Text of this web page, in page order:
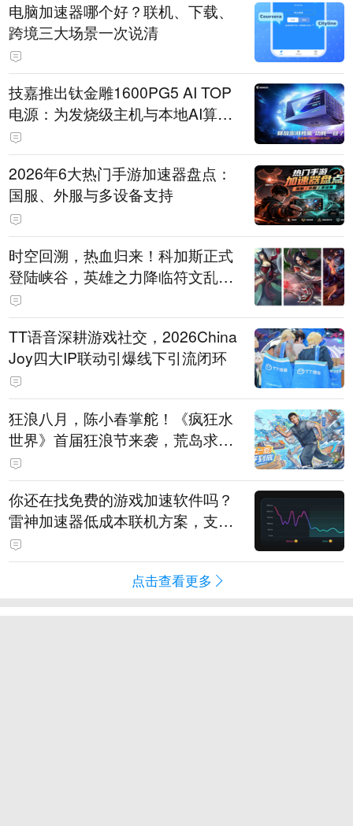
电脑加速器哪个好？联机、下载、
跨境三大场景一次说清
技嘉推出钛金雕1600PG5 AI TOP
电源：为发烧级主机与本地AI算力
打造旗舰供电方案
2026年6大热门手游加速器盘点：
国服、外服与多设备支持
时空回溯，热血归来！科加斯正式
登陆峡谷，英雄之力降临符文乱
斗！
TT语音深耕游戏社交，2026China
Joy四大IP联动引爆线下引流闭环
狂浪八月，陈小春掌舵！《疯狂水
世界》首届狂浪节来袭，荒岛求生
直播即将开启
你还在找免费的游戏加速软件吗？
雷神加速器低成本联机方案，支持
免费试用
点击查看更多